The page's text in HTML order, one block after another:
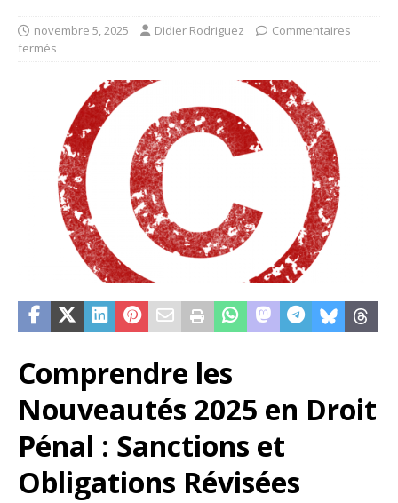
novembre 5, 2025 Didier Rodriguez
Commentaires
fermés
Comprendre les
Nouveautés 2025 en Droit
Pénal : Sanctions et
Obligations Révisées